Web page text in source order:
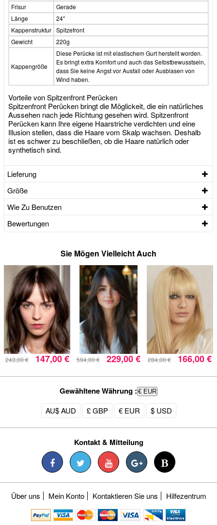
Frisur
Gerade
Länge
24"
Kappenstruktur Spitzefront
Gewicht
220g
Kappengröße
Diese Perücke ist mit elastischem Gurt herstellt worden.
Es bringt extra Komfort und auch das Selbstbewusstsein,
dass Sie keine Angst vor Ausfall oder Ausblasen von
Wind haben.
Vorteile von Spitzenfront Perücken
Spitzenfront Perücken bringt die Möglickeit, die ein natürliches
Aussehen nach jede Richtung gesehen wird. Spitzenfront
Perücken kann Ihre eigene Haarstriche verdichten und eine
Illusion stellen, dass die Haare vom Skalp wachsen. Deshalb
ist es schwer zu beschließen, ob die Haare natürlich oder
synthetisch sind.
Lieferung
Größe
Wie Zu Benutzen
Bewertungen
Sie Mögen Vielleicht Auch
243,00 € 147,00 € 594,00 € 229,00 € 284,00 € 166,00 €
Gewähltene Währung : € EUR
AU$ AUD £ GBP € EUR $ USD
Kontakt & Mitteilung
Über uns Mein Konto Kontaktieren Sie uns Hilfezentrum